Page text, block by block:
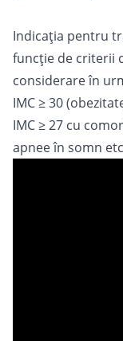
Indicația pentru
funcție de criterii
considerare în
IMC ≥ 30
IMC ≥ 27 cu
apnee în somn